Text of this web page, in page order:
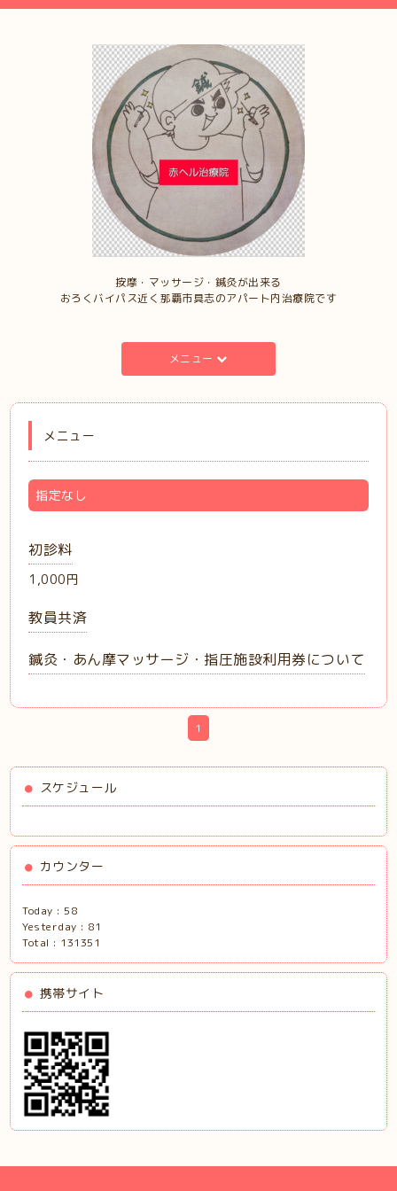
按摩・マッサージ・鍼灸が出来る
おろくバイパス近く那覇市具志のアパート内治療院です
メニュー
メニュー
指定なし
初診料
1,000円
教員共済
鍼灸・あん摩マッサージ・指圧施設利用券について
1
スケジュール
カウンター
Today :58
Yesterday : 81
Total : 131351
携帯サイト